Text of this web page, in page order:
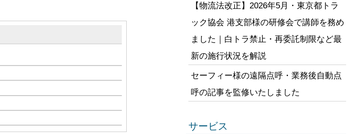
【物流法改正】2026年5月・東京都トラ
ック協会 港支部様の研修会で講師を務め
ました｜白トラ禁止・再委託制限など最
新の施行状況を解説
セーフィー様の遠隔点呼・業務後自動点
呼の記事を監修いたしました
サービス